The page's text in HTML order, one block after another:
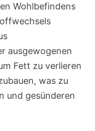
Wohlbefindens
ausgewogenen
Fett zu verlieren
was zu
und gesünderen